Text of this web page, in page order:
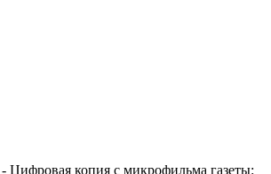
Цифровая копия с микрофильма газеты: